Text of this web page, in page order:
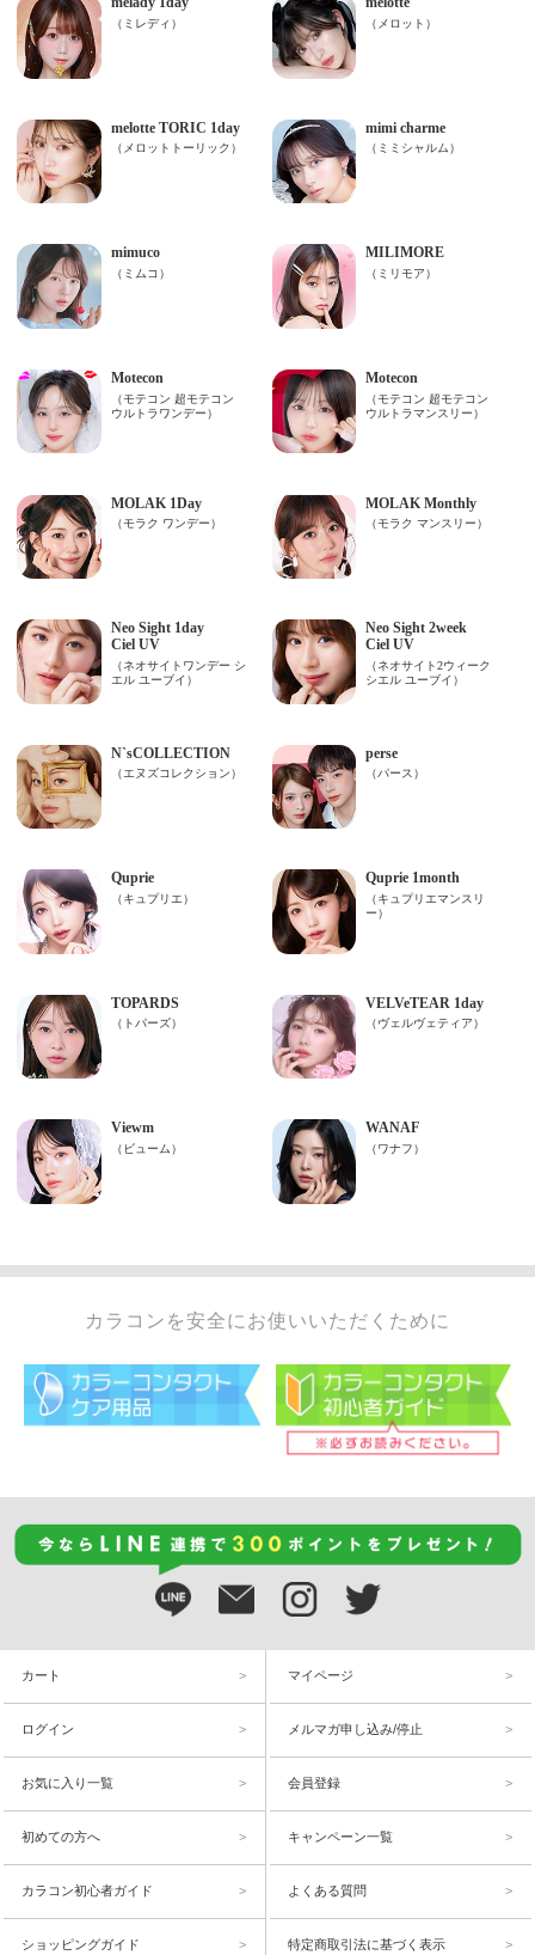
カラコンを安全にお使いいただくために
カート マイページ
ログイン メルマガ申し込み/停止
お気に入り一覧 会員登録
初めての方へ キャンペーン一覧
カラコン初心者ガイド よくある質問
ショッピングガイド 特定商取引法に基づく表示